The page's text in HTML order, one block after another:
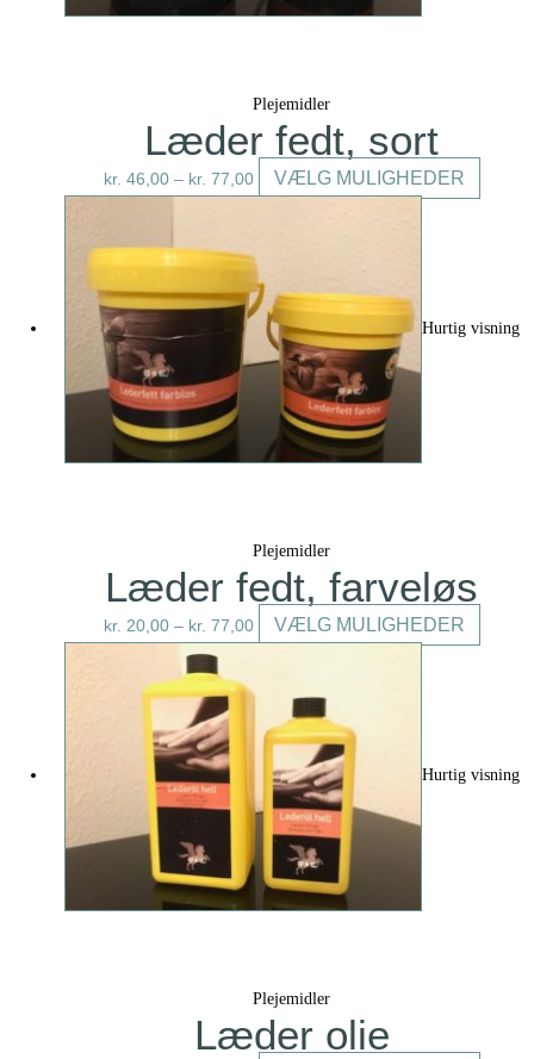
Plejemidler
Læder fedt, sort
kr. 46,00– kr. 77,00 VÆLG MULIGHEDER
vare
Hurtig visning
Plejemidler
Læder fedt, farveløs
kr. 20,00– kr. 77,00 VÆLG MULIGHEDER
vare
Hurtig visning
Plejemidler
Læder olie